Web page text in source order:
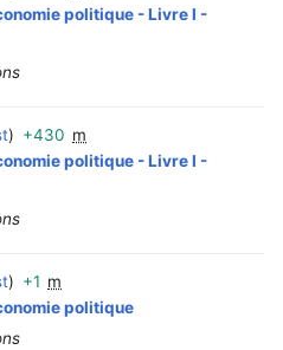
politique - Livre I -
+430 m
politique - Livre I -
+1 m
politique